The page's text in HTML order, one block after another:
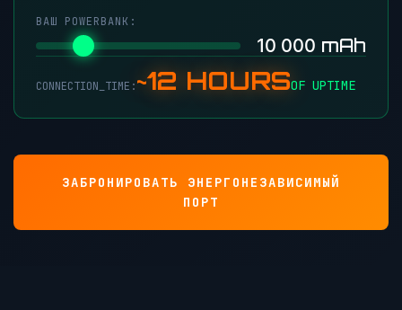
ВАШ POWERBANK:
10 000 mAh
CONNECTION_TIME:~12 HOURSOF UPTIME
ЗАБРОНИРОВАТЬ ЭНЕРГОНЕЗАВИСИМЫЙ
ПОРТ